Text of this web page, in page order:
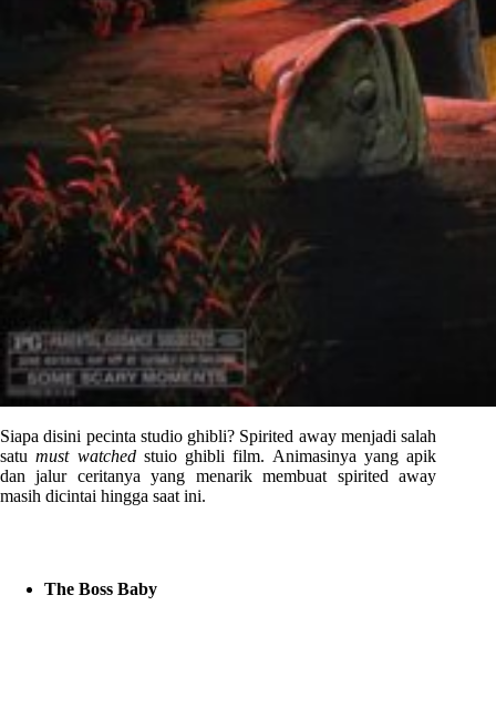
Siapa disini pecinta studio ghibli? Spirited away menjadi salah
satumust watched stuio ghibli film. Animasinya yang apik
dan jalur ceritanya yang menarik membuat spirited away
masih dicintai hingga saat ini.
The Boss Baby